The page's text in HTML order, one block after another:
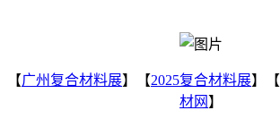
【广州复合材料展】【2025复合材料展】【
材网 】